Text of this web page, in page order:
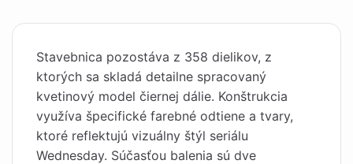
Stavebnica pozostáva z 358 dielikov, z
ktorých sa skladá detailne spracovaný
kvetinový model čiernej dálie. Konštrukcia
využíva špecifické farebné odtiene a tvary,
ktoré reflektujú vizuálny štýl seriálu
Wednesday. Súčasťou balenia sú dve